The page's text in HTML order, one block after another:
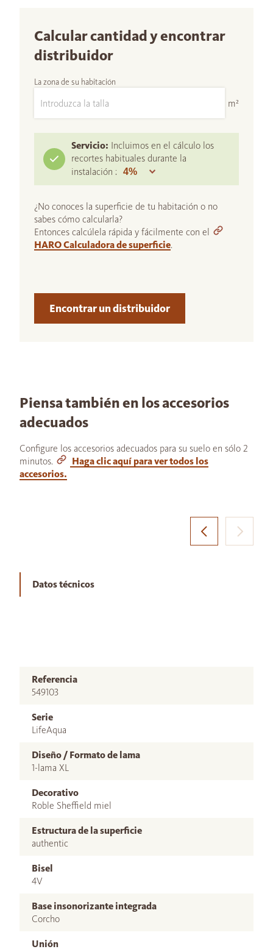
Calcular cantidad y encontrar
distribuidor
La zona de su habitación
m²
Servicio: Incluimos en el cálculo los
recortes habituales durante la
instalación :
¿No conoces la superficie de tu habitación o no
sabes cómo calcularla?
Entonces calcúlela rápida y fácilmente con el
HARO Calculadora de superficie.
Encontrar un distribuidor
Piensa también en los accesorios
adecuados
Configure los accesorios adecuados para su suelo en sólo 2
minutos.
Haga clic aquí para ver todos los
accesorios.
Datos técnicos
Referencia
549103
Serie
LifeAqua
Diseño / Formato de lama
1-lama XL
Decorativo
Roble Sheffield miel
Estructura de la superficie
authentic
Bisel
4V
Base insonorizante integrada
Corcho
Unión